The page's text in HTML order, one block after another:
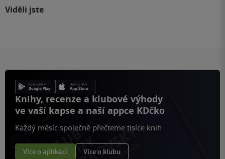
Viděli jste
Knihy, recenze a klubové výhody
ve vaší kapse a naší appce KDčko
Každý měsíc společně přečteme tisíce knih
Více o aplikaci Více o klubu